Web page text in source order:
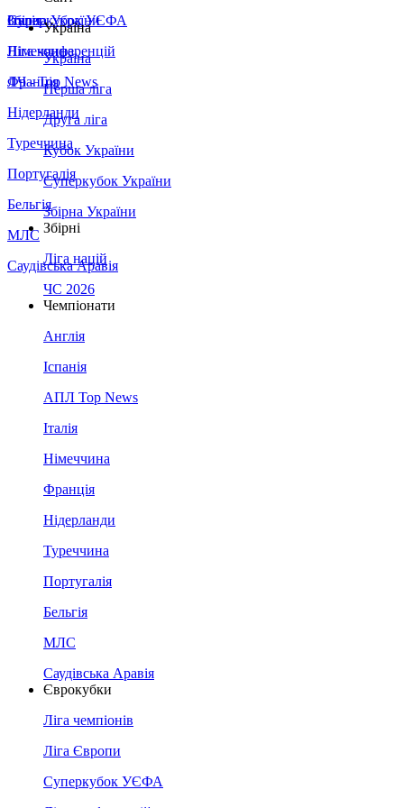
Збірна України
Італія
Німеччина
Франція
Нідерланди
Туреччина
Португалія
Бельгія
МЛС
Саудівська Аравія
Суперкубок УЄФА
Ліга конференцій
ЛЧ - Top News
Україна
Україна
Перша ліга
Друга ліга
Кубок України
Суперкубок України
Збірна України
Збірні
Ліга націй
ЧС 2026
Чемпіонати
Англія
Іспанія
АПЛ Top News
Італія
Німеччина
Франція
Нідерланди
Туреччина
Португалія
Бельгія
МЛС
Саудівська Аравія
Єврокубки
Ліга чемпіонів
Ліга Європи
Суперкубок УЄФА